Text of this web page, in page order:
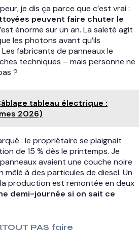
je dis ça parce que c’est vrai :
peuvent faire chuter le
énorme sur un an. La saleté agit
les photons avant qu’ils
fabricants de panneaux le
techniques – mais personne ne
?
tableau électrique :
2026)
: le propriétaire se plaignait
de 15 % dès le printemps. Je
avaient une couche noire
mêlé à des particules de diesel. Un
la production est remontée en deux
demi-journée si on sait ce
PAS faire